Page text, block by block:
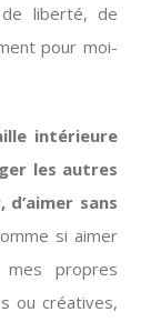
liberté, de
pour moi-
intérieure
les autres
sans
si aimer
propres
ou créatives,